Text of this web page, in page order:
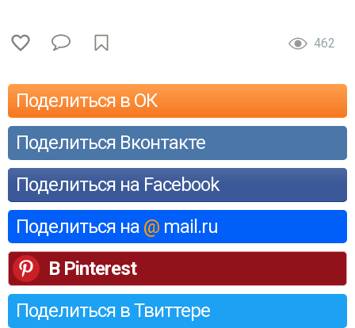
462
Поделиться в ОК
Поделиться Вконтакте
Поделиться на Facebook
Поделиться на @ mail.ru
В Pinterest
Поделиться в Твиттере